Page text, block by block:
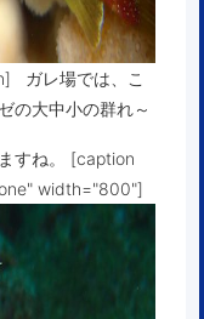
ガレ場では、こ
の大中小の群れ～
すね。 [caption
width="800"]